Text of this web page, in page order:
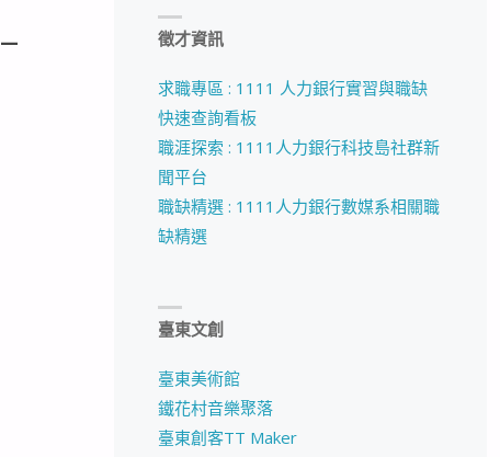
徵才資訊
求職專區 : 1111 人力銀行實習與職缺
快速查詢看板
職涯探索 : 1111人力銀行科技島社群新
聞平台
職缺精選 : 1111人力銀行數媒系相關職
缺精選
臺東文創
臺東美術館
鐵花村音樂聚落
臺東創客TT Maker